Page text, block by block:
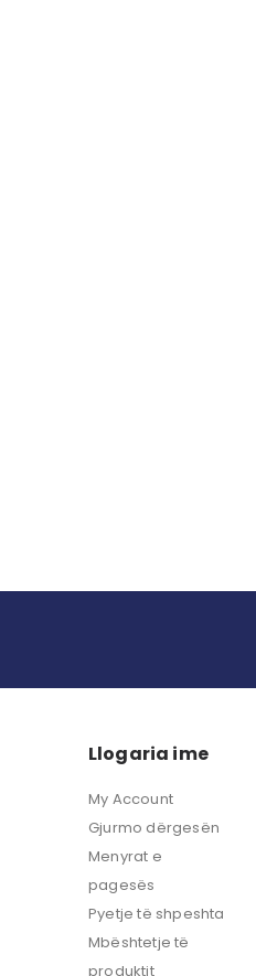
Llogaria ime
My Account
Gjurmo dërgesën
Menyrat e
pagesës
Pyetje të shpeshta
Mbështetje të
produktit